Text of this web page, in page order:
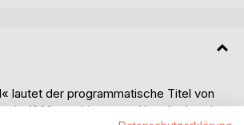
lautet der programmatische Titel von
1902 erschienenem Novellenband